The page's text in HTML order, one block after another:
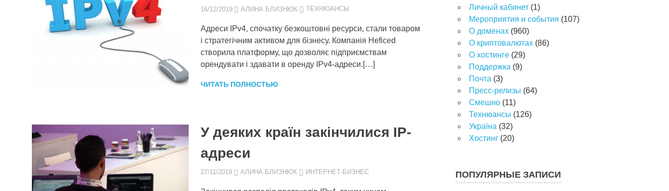
16/12/2019 АЛИНА БЛИЗНЮК ТЕХНЮАНСЫ
Адреси IPv4, спочатку безкоштовні ресурси, стали товаром
і стратегічним активом для бізнесу. Компанія Heficed
створила платформу, що дозволяє підприємствам
орендувати і здавати в оренду IPv4-адреси.[…]
ЧИТАТЬ ПОЛНОСТЬЮ
У деяких країн закінчилися IP-
адреси
27/11/2019 АЛИНА БЛИЗНЮК ИНТЕРНЕТ-БИЗНЕС
Личный кабинет (1)
Мероприятия и события (107)
О доменах (960)
О криптовалютах (86)
О хостинге (29)
Поддержка (9)
Почта (3)
Пресс-релизы (64)
Смешно (11)
Технюансы (126)
Україна (32)
Хостинг (20)
ПОПУЛЯРНЫЕ ЗАПИСИ